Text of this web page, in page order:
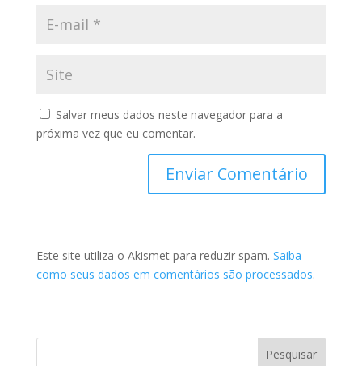
Salvar meus dados neste navegador para a
próxima vez que eu comentar.
Este site utiliza o Akismet para reduzir spam. Saiba
como seus dados em comentários são processados.